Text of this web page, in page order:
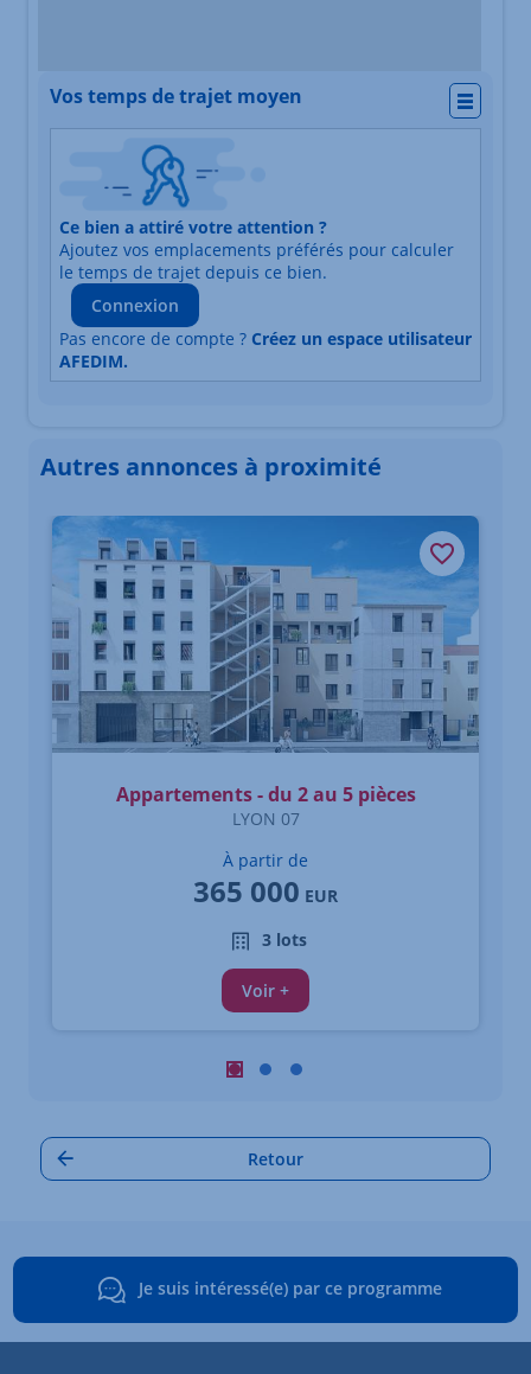
Vos temps de trajet moyen
Nature du lieu
Adresse
Durée du trajet en voiture
Durée du trajet en
Ce bien a attiré votre attention ?
Ajoutez vos emplacements préférés pour calculer
le temps de trajet depuis ce bien.
Connexion
Pas encore de compte ? Créez un espace utilisateur
AFEDIM.
Autres annonces à proximité
Carrousel : Autres annonces à
Carrousel : Autres annonces à
Carrousel : Autres
Élément 1 sur 3
Appartements - du 2 au 5 pièces
LYON 07
À partir de
365 000 EUR
3 lots
Voir +
Retour
Je suis intéressé(e) par ce programme